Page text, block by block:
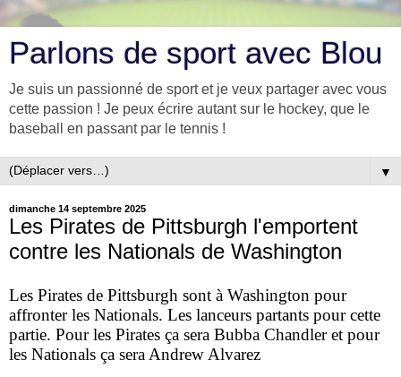
Parlons de sport avec Blou
Je suis un passionné de sport et je veux partager avec vous
cette passion ! Je peux écrire autant sur le hockey, que le
baseball en passant par le tennis !
▼
dimanche 14 septembre 2025
Les Pirates de Pittsburgh l'emportent
contre les Nationals de Washington
Les Pirates de Pittsburgh sont à Washington pour
affronter les Nationals. Les lanceurs partants pour cette
partie. Pour les Pirates ça sera Bubba Chandler et pour
les Nationals ça sera Andrew Alvarez